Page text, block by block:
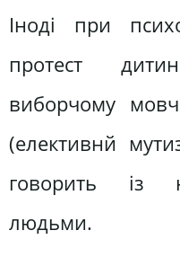
Іноді при
протест
виборчому
(елективнй
говорить із
людьми.